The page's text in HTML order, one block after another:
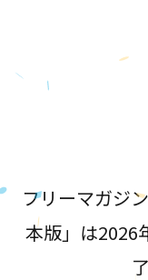
フリーマガジ
本版」は2026